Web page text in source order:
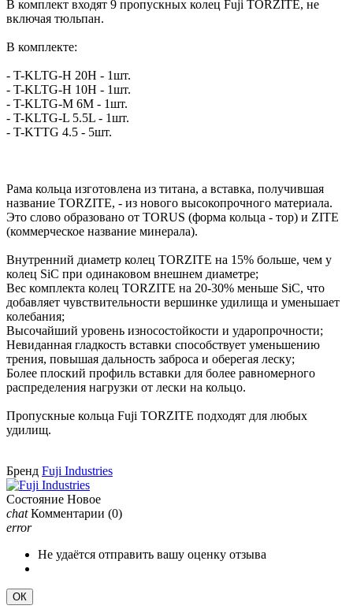
В комплект входят 9 пропускных колец Fuji TORZITE, не
включая тюльпан.
В комплекте:
- T-KLTG-H 20H - 1шт.
- T-KLTG-H 10H - 1шт.
- T-KLTG-M 6M - 1шт.
- T-KLTG-L 5.5L - 1шт.
- T-KTTG 4.5 - 5шт.
Рама кольца изготовлена из титана, а вставка, получившая
название TORZITE, - из нового высокопрочного материала.
Это слово образовано от TORUS (форма кольца - тор) и ZITE
(коммерческое название минерала).
Внутренний диаметр колец TORZITE на 15% больше, чем у
колец SiC при одинаковом внешнем диаметре;
Вес комплекта колец TORZITE на 20-30% меньше SiC, что
добавляет чувствительности вершинке удилища и уменьшает
колебания;
Высочайший уровень износостойкости и ударопрочности;
Невиданная гладкость вставки способствует уменьшению
трения, повышая дальность заброса и оберегая леску;
Более плоский профиль вставки для более равномерного
распределения нагрузки от лески на кольцо.
Пропускные кольца Fuji TORZITE подходят для любых
удилищ.
Бренд Fuji Industries
Состояние Новое
chat Комментарии (0)
error
Не удаётся отправить вашу оценку отзыва
ОК